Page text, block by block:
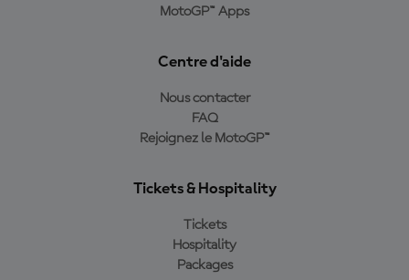
MotoGP™ Apps
Centre d'aide
Nous contacter
FAQ
Rejoignez le MotoGP™
Tickets & Hospitality
Tickets
Hospitality
Packages